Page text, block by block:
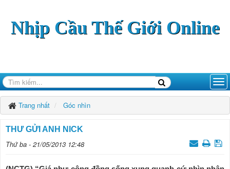
Nhịp Cầu Thế Giới Online
Trang nhất Góc nhìn
THƯ GỬI ANH NICK
Thứ ba - 21/05/2013 12:48